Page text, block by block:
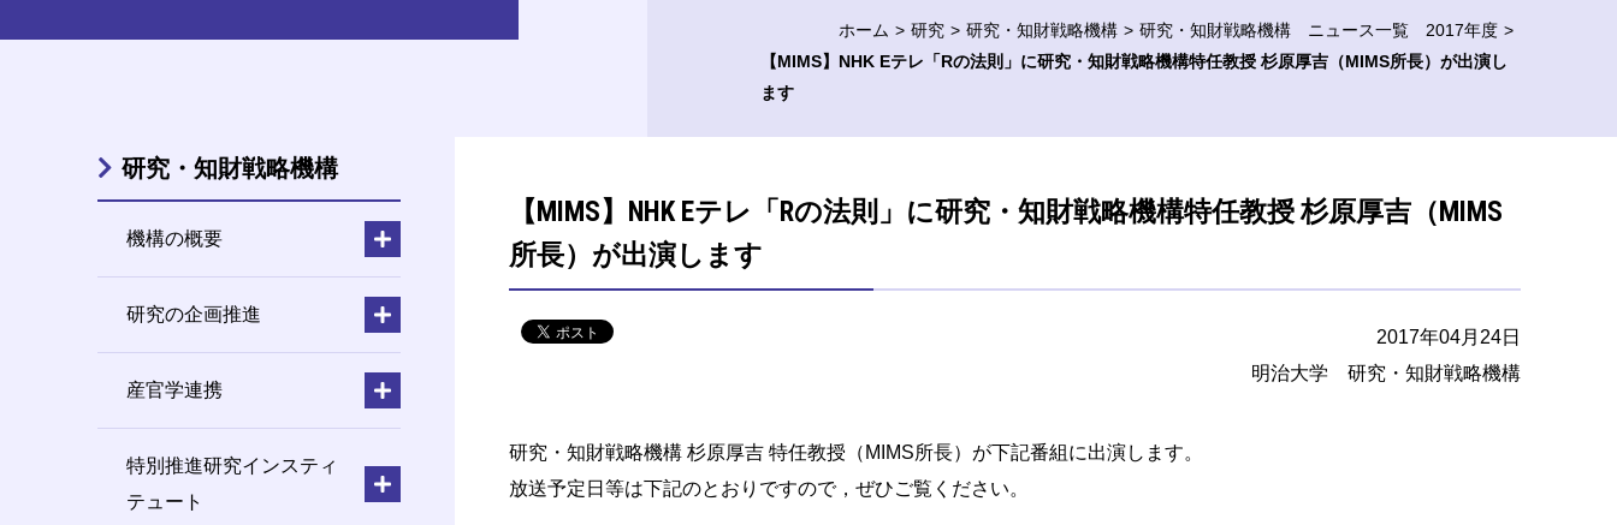
ホーム 研究 研究・知財戦略機構
研究・知財戦略機構 ニュース一覧 2017年度
【MIMS】NHK Eテレ「Rの法則」に研究・知財戦略機構特任教授 杉原厚吉（MIMS所長）が出演し
ます
【MIMS】NHK Eテレ「Rの法則」に研究・知財戦略機構特任教授 杉原厚吉（MIMS
所長）が出演します
2017年04月24日
明治大学 研究・知財戦略機構
研究・知財戦略機構 杉原厚吉 特任教授（MIMS所長）が下記番組に出演します。
放送予定日等は下記のとおりですので，ぜひご覧ください。
研究・知財戦略機構
機構の概要
研究の企画推進
産官学連携
特別推進研究インスティ
テュート